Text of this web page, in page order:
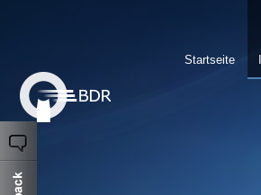
Startseite